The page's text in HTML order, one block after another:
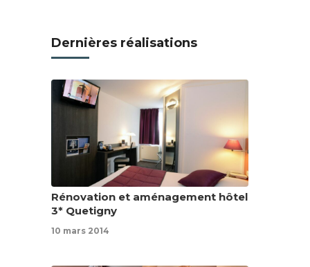
Dernières réalisations
Rénovation et aménagement hôtel
3* Quetigny
10 mars 2014